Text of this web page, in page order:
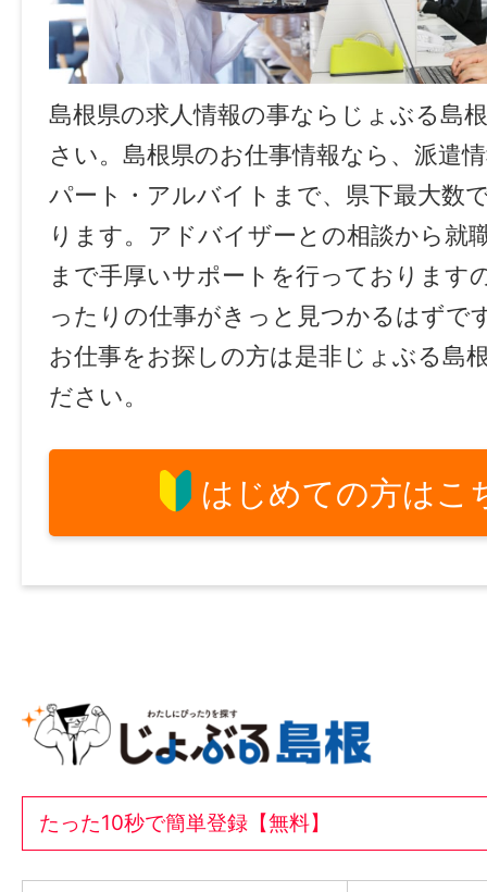
島根県の求人情報の事ならじょぶる島
さい。島根県のお仕事情報なら、派遣
パート・アルバイトまで、県下最大数
ります。アドバイザーとの相談から就
まで手厚いサポートを行っております
ったりの仕事がきっと見つかるはずで
お仕事をお探しの方は是非じょぶる島
ださい。
はじめての方はこ
たった10秒で簡単登録【無料】